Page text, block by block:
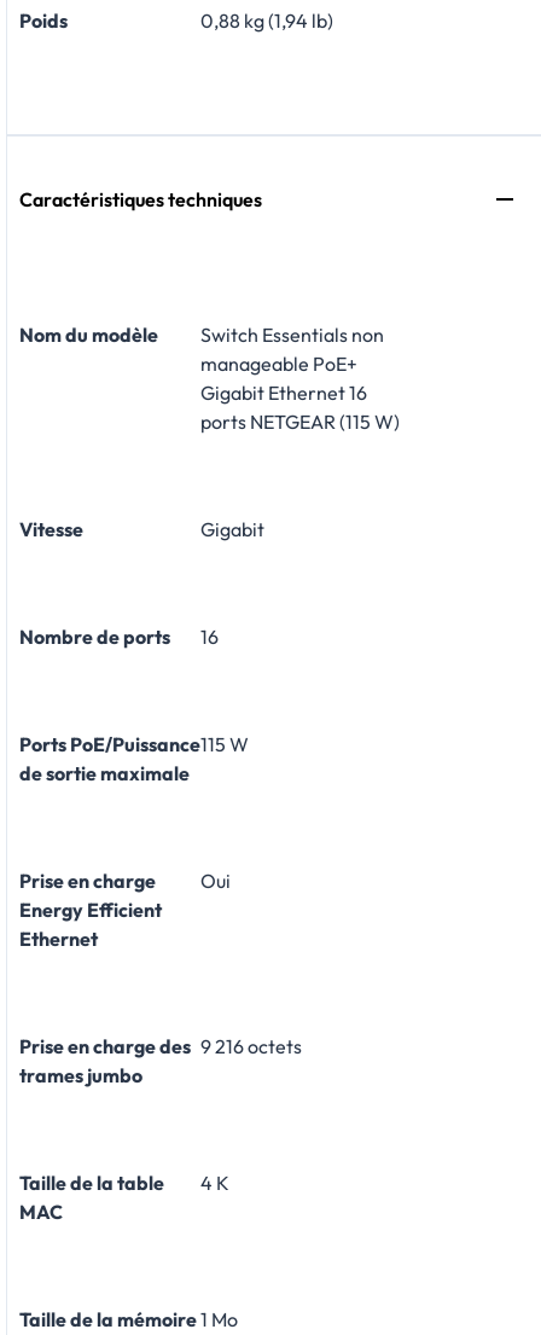
Poids 0,88 kg (1,94 lb)
Caractéristiques techniques
Nom du modèle
Switch Essentials non
manageable PoE+
Gigabit Ethernet 16
ports NETGEAR (115 W)
Vitesse Gigabit
Nombre de ports 16
Ports PoE/Puissance
de sortie maximale
115 W
Prise en charge
Energy Efficient
Ethernet
Oui
Prise en charge des
trames jumbo
9 216 octets
Taille de la table
MAC
4 K
Taille de la mémoire1 Mo